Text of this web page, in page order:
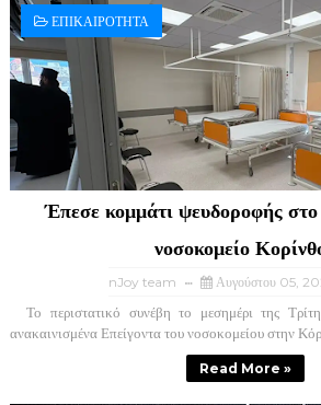
ΕΠΙΚΑΙΡΟΤΗΤΑ
Έπεσε κομμάτι ψευδοροφής στο
νοσοκομείο
nJoy team Αυγούστου 05,
Το περιστατικό συνέβη το μεσημέρι της
ανακαινισμένα Επείγοντα του νοσοκομείου στην
Read More »